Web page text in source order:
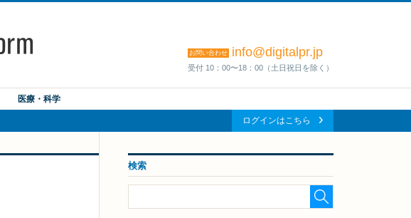
お問い合わせ info@digitalpr.jp
受付 10：00〜18：00（土日祝日を除く）
医療・科学
ログインはこちら
検索